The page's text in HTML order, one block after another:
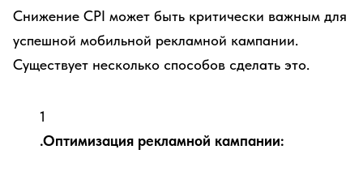
Снижение CPI может быть критически важным для
успешной мобильной рекламной кампании.
Существует несколько способов сделать это.
1
.Оптимизация рекламной кампании: